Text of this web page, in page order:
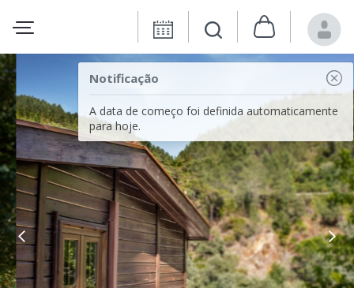
Notificação
A data de começo foi definida automaticamente
para hoje.